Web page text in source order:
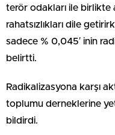
terör odakları ile birlikte
rahatsızlıkları dile
sadece % 0,045′ inin
belirtti.
Radikalizasyona karşı
toplumu derneklerine
bildirdi.